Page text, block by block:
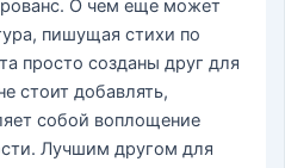
О чем еще может
пишущая стихи по
просто созданы друг для
стоит добавлять,
собой воплощение
Лучшим другом для